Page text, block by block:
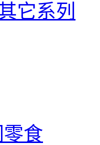
它系列
零食